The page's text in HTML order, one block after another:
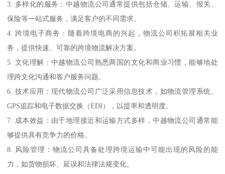
3. 多样化的服务：中越物流公司通常提供包括仓储、运输、报关、
保险等一站式服务，满足客户的不同需求。
4. 跨境电子商务：随着跨境电商的兴起，物流公司积拓展相关业
务，提供快速、可靠的跨境物流解决方案。
5. 文化理解：中越物流公司熟悉两国的文化和商业习惯，能够地处
理跨文化沟通和客户服务问题。
6. 技术应用：现代物流公司广泛采用信息技术，如物流管理系统、
GPS追踪和电子数据交换（EDI），以提率和透明度。
7. 成本效益：由于地理接近和运输方式多样，中越物流公司通常能
够提供具有竞争力的价格。
8. 风险管理：物流公司具备处理跨境运输中可能出现的风险的能
力，如货物损坏、延误和法律法规变化。